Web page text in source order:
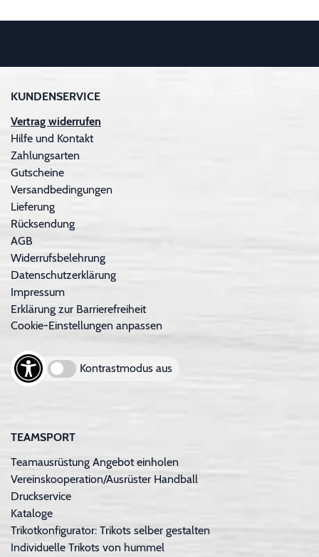
KUNDENSERVICE
Vertrag widerrufen
Hilfe und Kontakt
Zahlungsarten
Gutscheine
Versandbedingungen
Lieferung
Rücksendung
AGB
Widerrufsbelehrung
Datenschutzerklärung
Impressum
Erklärung zur Barrierefreiheit
Cookie-Einstellungen anpassen
Kontrastmodus aus
TEAMSPORT
Teamausrüstung Angebot einholen
Vereinskooperation/Ausrüster Handball
Druckservice
Kataloge
Trikotkonfigurator: Trikots selber gestalten
Individuelle Trikots von hummel